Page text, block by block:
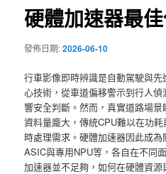
硬體加速器最
發佈日期:2026-06-10
行車影像即時辨識是自動駕駛與
心技術，從車道偏移警示到行人
響安全判斷。然而，真實道路場
資料量龐大，傳統CPU難以在功
時處理需求。硬體加速器因此成
ASIC與專用NPU等，各自在不同
加速器並不足夠，如何在硬體資